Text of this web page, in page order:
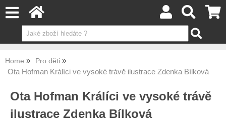
Home Pro děti
Ota Hofman Králíci ve vysoké trávě ilustrace Zdenka Bílková
Ota Hofman Králíci ve vysoké trávě
ilustrace Zdenka Bílková